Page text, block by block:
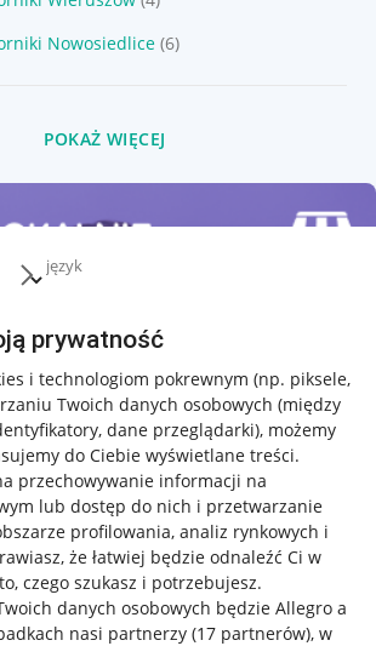
język
prywatność
i technologiom pokrewnym (np. piksele,
Twoich danych osobowych (między
dane przeglądarki), możemy
do Ciebie wyświetlane treści.
przechowywanie informacji na
lub dostęp do nich i przetwarzanie
profilowania, analiz rynkowych i
że łatwiej będzie odnaleźć Ci w
czego szukasz i potrzebujesz.
danych osobowych będzie Allegro a
nasi partnerzy (17 partnerów), w
Nowosiedlice (6)
POKAŻ WIĘCEJ